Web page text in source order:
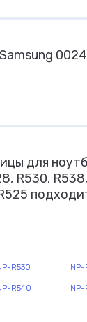
для
R530,
R530 NP-
R540 NP-